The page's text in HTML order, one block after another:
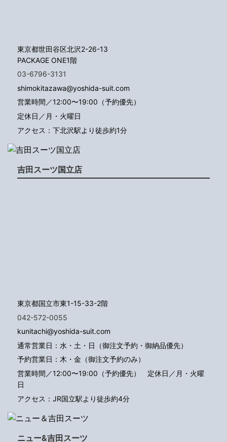
東京都世田谷区北沢2-26-13
PACKAGE ONE1階
03-6796-3131
shimokitazawa@yoshida-suit.com
営業時間／12:00〜19:00（予約優先）
定休日／月・火曜日
アクセス：下北沢駅より徒歩約1分
吉田スーツ国立店
東京都国立市東1-15-33-2階
042-572-0055
kunitachi@yoshida-suit.com
通常営業日：水・土・日（御注文予約・御納品優先）
予約営業日：木・金（御注文予約のみ）
営業時間／12:00〜19:00（予約優先） 定休日／月・火曜
日
アクセス：JR国立駅より徒歩約4分
ニュー&吉田スーツ